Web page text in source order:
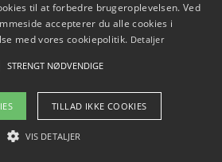
2026 - Pilanto Aps
Blog Betingelser
til at forbedre brugeroplevelsen. Ved
accepterer du alle cookies i
med vores cookiepolitik. Detaljer
STRENGT NØDVENDIGE
TILLAD IKKE COOKIES
VIS DETALJER